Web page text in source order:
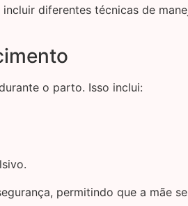
diferentes técnicas de
o parto. Isso inclui:
permitindo que a mãe